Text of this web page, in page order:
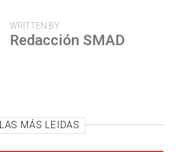
WRITTEN BY
Redacción SMAD
LAS MÁS LEIDAS